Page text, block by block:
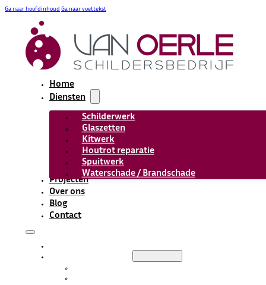
Ga naar hoofdinhoud Ga naar voettekst
Home
Diensten
Schilderwerk
Glaszetten
Kitwerk
Houtrot reparatie
Spuitwerk
Waterschade / Brandschade
Projecten
Over ons
Blog
Contact